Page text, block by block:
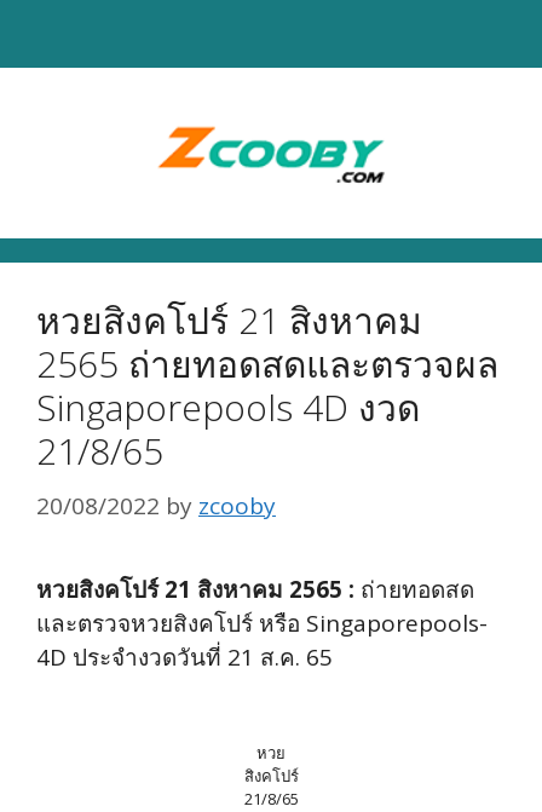
หวยสิงคโปร์ 21 สิงหาคม
2565 ถ่ายทอดสดและตรวจผล
Singaporepools 4D งวด
21/8/65
20/08/2022 by zcooby
หวยสิงคโปร์ 21 สิงหาคม 2565 : ถ่ายทอดสด
และตรวจหวยสิงคโปร์ หรือ Singaporepools-
4D ประจำงวดวันที่ 21 ส.ค. 65
หวย
สิงคโปร์
21/8/65